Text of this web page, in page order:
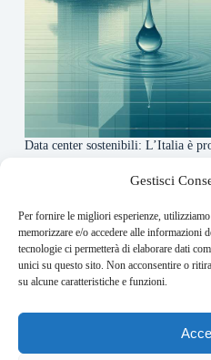
Gestisci
Per fornire le migliori esperienze,
memorizzare e/o accedere alle informazioni
tecnologie ci permetterà di elaborare dati
unici su questo sito. Non acconsentire o
su alcune caratteristiche e funzioni.
Data center sostenibili: L’Italia è
About this website
Finance-Bullet.it ogni giorno
rilevanti in ambito finanziario.
Address:
VIA USODIMARE 3 -